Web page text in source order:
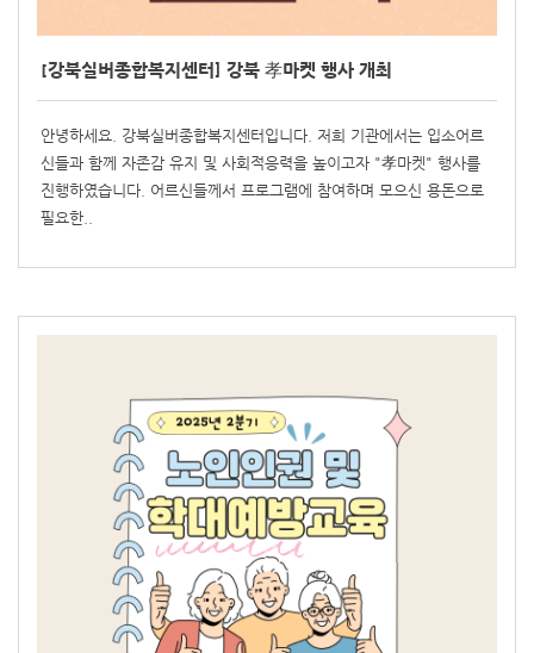
[강북실버종합복지센터] 강북 孝마켓 행사 개최
안녕하세요. 강북실버종합복지센터입니다. 저희 기관에서는 입소어르
신들과 함께 자존감 유지 및 사회적응력을 높이고자 "孝마켓" 행사를
진행하였습니다. 어르신들께서 프로그램에 참여하며 모으신 용돈으로
필요한..